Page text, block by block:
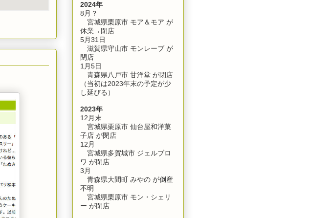
2024年
8月？
宮城県栗原市 モア＆モア が
休業→閉店
5月31日
滋賀県守山市 モンレーブ が
閉店
1月5日
青森県八戸市 甘洋堂 が閉店
（当初は2023年末の予定が少
し延びる）
2023年
12月末
宮城県栗原市 仙台屋和洋菓
子店 が閉店
12月
宮城県多賀城市 ジェルブロ
ワ が閉店
3月
青森県大間町 みやの が倒産
不明
宮城県栗原市 モン・シェリ
ー が閉店